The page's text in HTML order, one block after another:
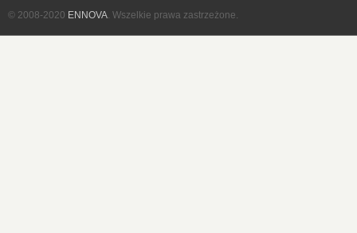
© 2008-2020 ENNOVA. Wszelkie prawa zastrzeżone.